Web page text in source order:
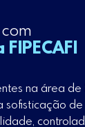
com
na área de
sofisticação de